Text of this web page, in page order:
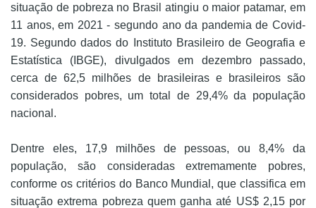
situação de pobreza no Brasil atingiu o maior patamar, em
11 anos, em 2021 - segundo ano da pandemia de Covid-
19. Segundo dados do Instituto Brasileiro de Geografia e
Estatística (IBGE), divulgados em dezembro passado,
cerca de 62,5 milhões de brasileiras e brasileiros são
considerados pobres, um total de 29,4% da população
nacional.
Dentre eles, 17,9 milhões de pessoas, ou 8,4% da
população, são consideradas extremamente pobres,
conforme os critérios do Banco Mundial, que classifica em
situação extrema pobreza quem ganha até US$ 2,15 por